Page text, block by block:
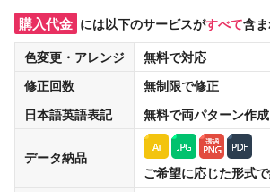
購入代金 には以下のサービスがすべて含
色変更・アレンジ
無料で対応
修正回数
無制限で修正
日本語英語表記
無料で両パターン作成
データ納品
ご希望に応じた形式